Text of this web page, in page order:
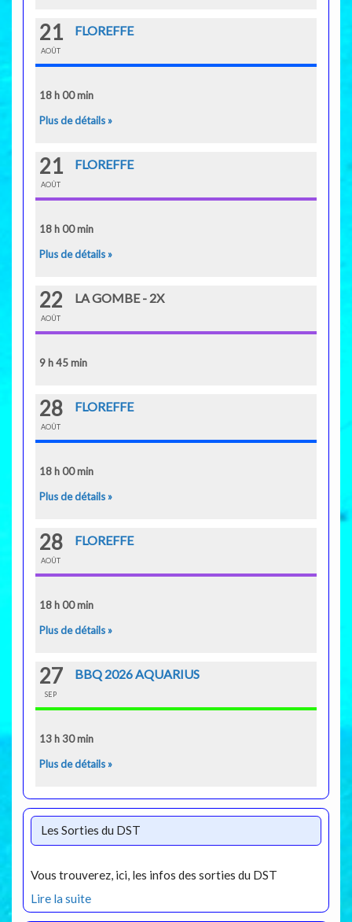
21
AOÛT
FLOREFFE
18 h 00 min
Plus de détails »
21
AOÛT
FLOREFFE
18 h 00 min
Plus de détails »
22
AOÛT
LA GOMBE - 2X
9 h 45 min
28
AOÛT
FLOREFFE
18 h 00 min
Plus de détails »
28
AOÛT
FLOREFFE
18 h 00 min
Plus de détails »
27
SEP
BBQ 2026 AQUARIUS
13 h 30 min
Plus de détails »
Les Sorties du DST
Vous trouverez, ici, les infos des sorties du DST
Lire la suite